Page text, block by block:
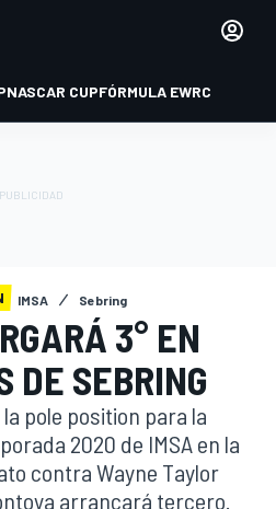
NASCAR CUPFÓRMULA EWRC
IMSA Sebring
3° EN
DE SEBRING
pole position para la
2020 de IMSA en la
contra Wayne Taylor
arrancará tercero.